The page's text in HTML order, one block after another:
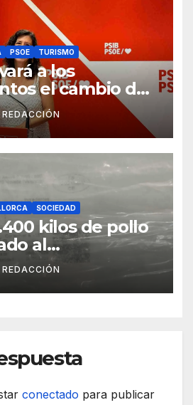
PSOE TURISMO
a los
el cambio de
y de vivienda
REDACCIÓN
SOCIEDAD
kilos de pollo
al
sin refrigerar
REDACCIÓN
conectado para publicar